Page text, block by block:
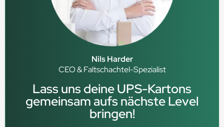
Nils Harder
CEO & Faltschachtel-Spezialist
Lass uns deine UPS-Kartons
gemeinsam aufs nächste Level
bringen!